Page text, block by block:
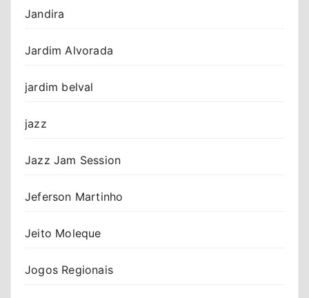
Jandira
Jardim Alvorada
jardim belval
jazz
Jazz Jam Session
Jeferson Martinho
Jeito Moleque
Jogos Regionais